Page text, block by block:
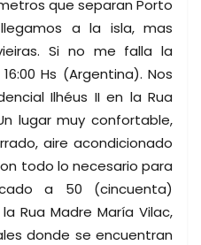
que separan Porto
a la isla, mas
Si no me falla la
Hs (Argentina). Nos
Ilhéus II en la Rua
lugar muy confortable,
aire acondicionado
todo lo necesario para
a 50 (cincuenta)
Rua Madre María Vilac,
donde se encuentran